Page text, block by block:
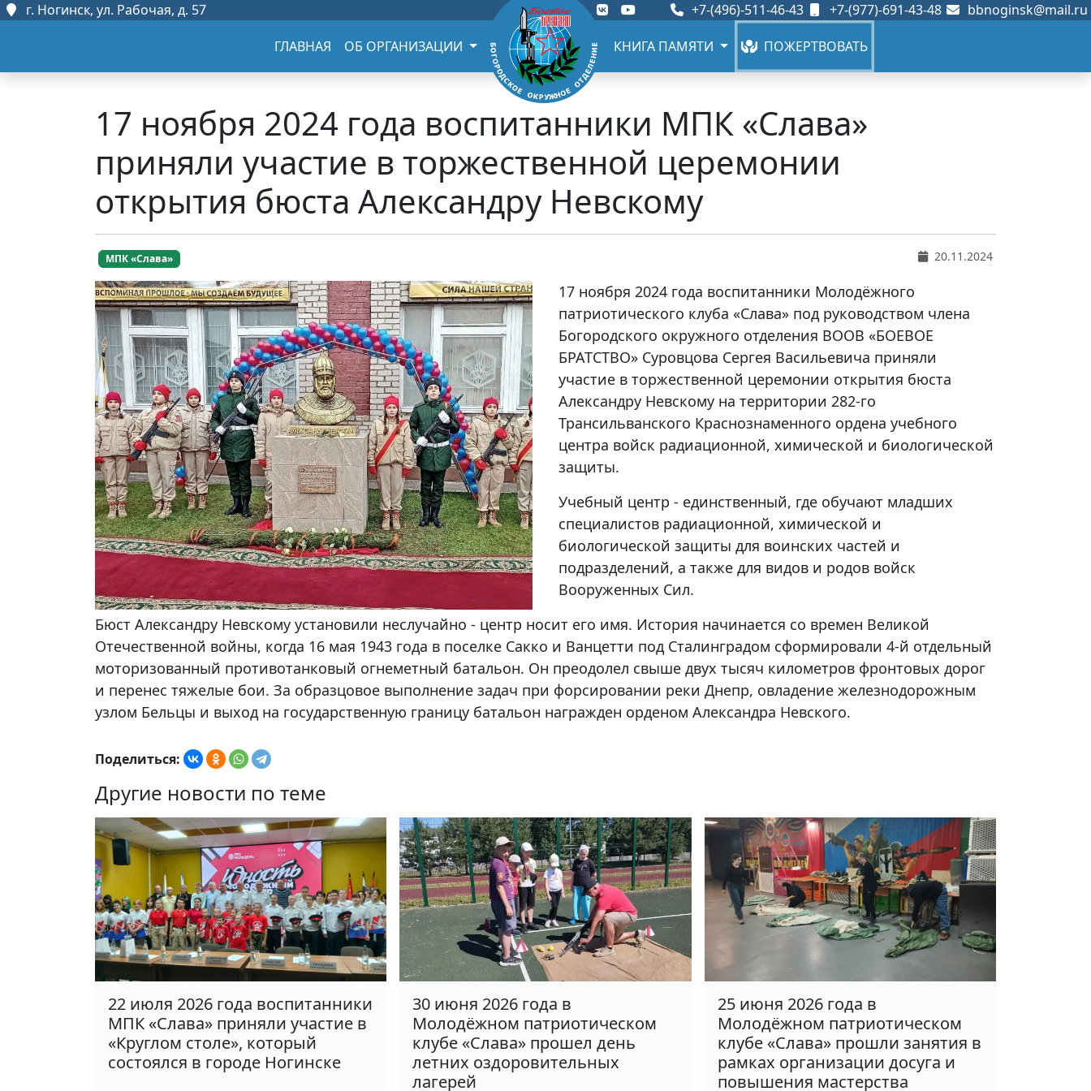
г. Ногинск, ул. Рабочая, д. 57 +7-(496)-511-46-43 +7-(977)-691-43-48 bbnoginsk@mail.ru
ГЛАВНАЯ ОБ ОРГАНИЗАЦИИ КНИГА ПАМЯТИ ПОЖЕРТВОВАТЬ
17 ноября 2024 года воспитанники МПК «Слава»
приняли участие в торжественной церемонии
открытия бюста Александру Невскому
МПК «Слава» 20.11.2024
17 ноября 2024 года воспитанники Молодёжного
патриотического клуба «Слава» под руководством члена
Богородского окружного отделения ВООВ «БОЕВОЕ
БРАТСТВО» Суровцова Сергея Васильевича приняли
участие в торжественной церемонии открытия бюста
Александру Невскому на территории 282-го
Трансильванского Краснознаменного ордена учебного
центра войск радиационной, химической и биологической
защиты.
Учебный центр - единственный, где обучают младших
специалистов радиационной, химической и
биологической защиты для воинских частей и
подразделений, а также для видов и родов войск
Вооруженных Сил.
Бюст Александру Невскому установили неслучайно - центр носит его имя. История начинается со времен Великой
Отечественной войны, когда 16 мая 1943 года в поселке Сакко и Ванцетти под Сталинградом сформировали 4-й отдельный
моторизованный противотанковый огнеметный батальон. Он преодолел свыше двух тысяч километров фронтовых дорог
и перенес тяжелые бои. За образцовое выполнение задач при форсировании реки Днепр, овладение железнодорожным
узлом Бельцы и выход на государственную границу батальон награжден орденом Александра Невского.
Поделиться:
Другие новости по теме
22 июля 2026 года воспитанники
МПК «Слава» приняли участие в
«Круглом столе», который
состоялся в городе Ногинске
30 июня 2026 года в
Молодёжном патриотическом
клубе «Слава» прошел день
летних оздоровительных
лагерей
25 июня 2026 года в
Молодёжном патриотическом
клубе «Слава» прошли занятия в
рамках организации досуга и
повышения мастерства